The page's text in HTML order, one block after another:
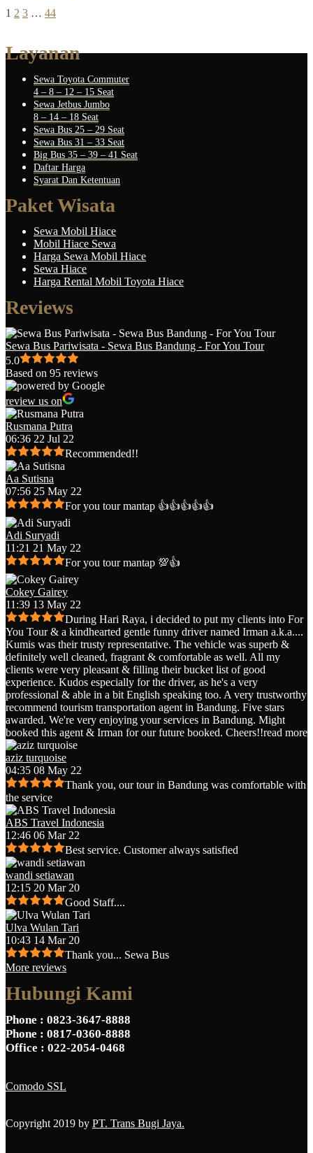
1 2 3 … 44
Layanan
Sewa Toyota Commuter
4 – 8 – 12 – 15 Seat
Sewa Jetbus Jumbo
8 – 14 – 18 Seat
Sewa Bus 25 – 29 Seat
Sewa Bus 31 – 33 Seat
Big Bus 35 – 39 – 41 Seat
Daftar Harga
Syarat Dan Ketentuan
Paket Wisata
Sewa Mobil Hiace
Mobil Hiace Sewa
Harga Sewa Mobil Hiace
Sewa Hiace
Harga Rental Mobil Toyota Hiace
Reviews
Sewa Bus Pariwisata - Sewa Bus Bandung - For You Tour
5.0
Based on 95 reviews
review us on
Rusmana Putra
06:36 22 Jul 22
Recommended!!
Aa Sutisna
07:56 25 May 22
For you tour mantap 👍👍👍👍👍
Adi Suryadi
11:21 21 May 22
For you tour mantap 💯👍
Cokey Gairey
11:39 13 May 22
During Hari Raya, i decided to put my clients into For
You Tour & a kindhearted gentle funny driver named Irman a.k.a....
Kumis was their trusty representative. The vehicle was superb &
definitely well cleaned, fragrant & comfortable as well. All my
clients were very pleasant & filling their bucket list of good
experience. Kudos especially for the driver, as he's a very
professional & able in a bit English speaking too. A very trustworthy
recommend tourism transportation agent in Bandung. Five stars
awarded. We're very enjoying your services in Bandung. Might
booked this agent & Irman for our future booked. Cheers!!read more
aziz turquoise
04:35 08 May 22
Thank you, our tour in Bandung was comfortable with
the service
ABS Travel Indonesia
12:46 06 Mar 22
Best service. Customer always satisfied
wandi setiawan
12:15 20 Mar 20
Good Staff....
Ulva Wulan Tari
10:43 14 Mar 20
Thank you... Sewa Bus
More reviews
Hubungi Kami
Phone : 0823-3647-8888
Phone : 0817-0360-8888
Office : 022-2054-0468
Comodo SSL
Copyright 2019 by PT. Trans Bugi Jaya.